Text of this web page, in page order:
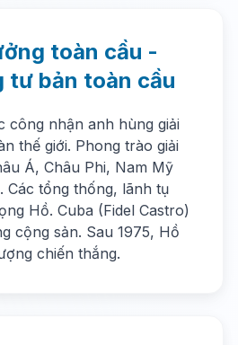
toàn cầu -
tư bản toàn cầu
công nhận anh hùng giải
thế giới. Phong trào giải
Á, Châu Phi, Nam Mỹ
Các tổng thống, lãnh tụ
Hồ. Cuba (Fidel Castro)
cộng sản. Sau 1975, Hồ
chiến thắng.